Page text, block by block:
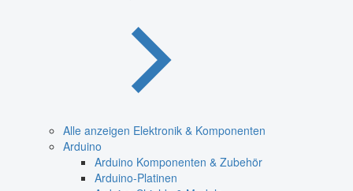
Alle anzeigen Elektronik & Komponenten
Arduino
Arduino Komponenten & Zubehör
Arduino-Platinen